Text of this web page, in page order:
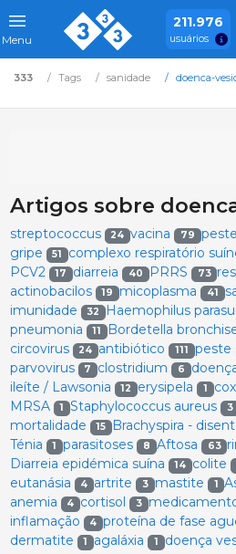
Menu
211.976
usuários
333 Tags sanidade doenca-
Artigos sobre
streptococcus 24 vacina 79
gripe 51 complexo respiratório
PCV2 17 diarreia 40 PRRS 73
actinobacilos 19 micoplasma 41
imunidade 32 Haemophilus
pneumonia 11 Bordetella
circovirus 24 antibiótico 111 peste
parvovirus 7 clostridium 6
ileíte / Lawsonia 12 erysipela 1
MRSA 1 Staphylococcus aureus 3
mortalidade 15 Brachyspira -
Ténia 1 parasitoses 8 Aftosa 63
Diarreia epidémica suína 14 colite
eutanásia 4 artrite 3 mastite 1
anemia 4 cortisol 3
inflamação 4 proteína de fase
dermatite 1 agaláxia 1 doença